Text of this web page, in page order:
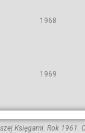
1968
1969
Księgarni. Rok 1961.